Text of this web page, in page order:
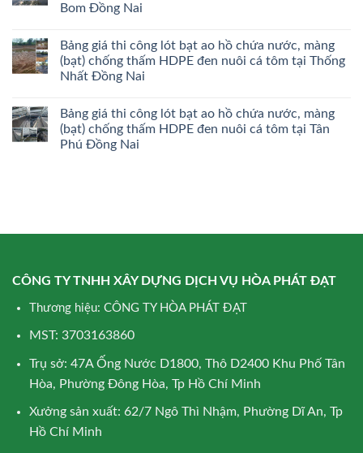
Bom Đồng Nai
Bảng giá thi công lót bạt ao hồ chứa nước, màng
(bạt) chống thấm HDPE đen nuôi cá tôm tại Thống
Nhất Đồng Nai
Bảng giá thi công lót bạt ao hồ chứa nước, màng
(bạt) chống thấm HDPE đen nuôi cá tôm tại Tân
Phú Đồng Nai
CÔNG TY TNHH XÂY DỰNG DỊCH VỤ HÒA PHÁT ĐẠT
Thương hiệu: CÔNG TY HÒA PHÁT ĐẠT
MST: 3703163860
Trụ sở: 47A Ống Nước D1800, Thô D2400 Khu Phố Tân
Hòa, Phường Đông Hòa, Tp Hồ Chí Minh
Xưởng sản xuất: 62/7 Ngô Thì Nhậm, Phường Dĩ An, Tp
Hồ Chí Minh